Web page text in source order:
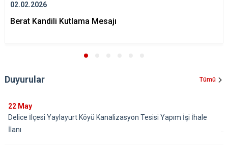
02.02.2026
Berat Kandili Kutlama Mesajı
Duyurular Tümü
22 May
Delice İlçesi Yaylayurt Köyü Kanalizasyon Tesisi Yapım İşi İhale
İlanı